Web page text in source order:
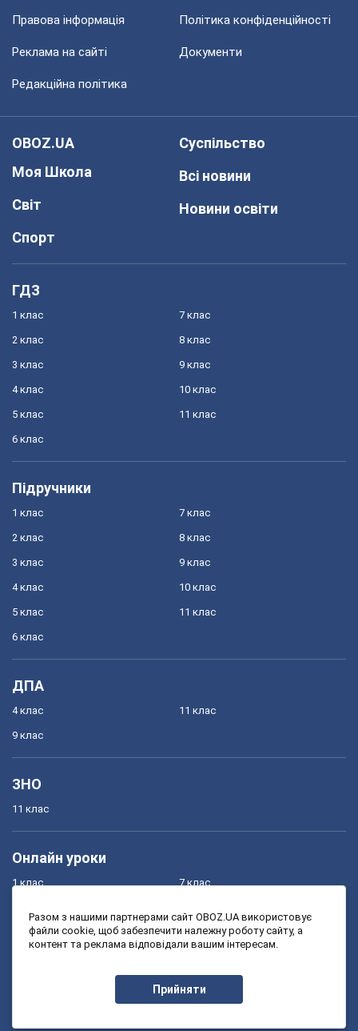
Правова інформація Політика конфіденційності
Реклама на сайті Документи
Редакційна політика
OBOZ.UA
Моя Школа
Світ
Спорт
Суспільство
Всі новини
Новини освіти
ГДЗ
1 клас
2 клас
3 клас
4 клас
5 клас
6 клас
7 клас
8 клас
9 клас
10 клас
11 клас
Підручники
1 клас
2 клас
3 клас
4 клас
5 клас
6 клас
7 клас
8 клас
9 клас
10 клас
11 клас
ДПА
4 клас
9 клас
11 клас
ЗНО
11 клас
Онлайн уроки
1 клас
3 клас
7 клас
9 клас
Разом з нашими партнерами сайт OBOZ.UA використовує
файли cookie, щоб забезпечити належну роботу сайту, а
контент та реклама відповідали вашим інтересам.
Прийняти